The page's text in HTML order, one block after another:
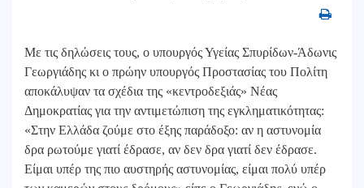
Με τις δηλώσεις τους, ο υπουργός Υγείας Σπυρίδων-Άδωνις
Γεωργιάδης κι ο πρώην υπουργός Προστασίας του Πολίτη
αποκάλυψαν τα σχέδια της «κεντροδεξιάς» Νέας
Δημοκρατίας για την αντιμετώπιση της εγκληματικότητας:
«Στην Ελλάδα ζούμε στο έξης παράδοξο: αν η αστυνομία
δρα ρωτούμε γιατί έδρασε, αν δεν δρα γιατί δεν έδρασε.
Είμαι υπέρ της πιο αυστηρής αστυνομίας, είμαι πολύ υπέρ